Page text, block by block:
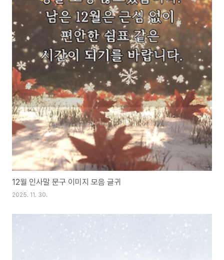
12월 인사말 문구 이미지 모음 글귀
2025. 11. 30.